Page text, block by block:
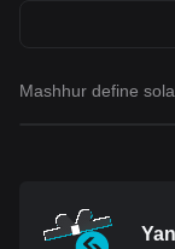
Mashhur define